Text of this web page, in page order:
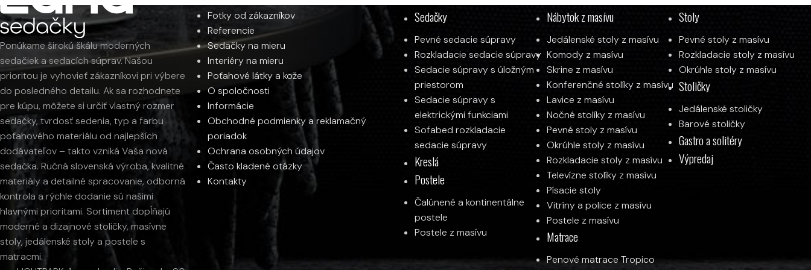
Od1 246€ Od1 186€
Od1 217€
Ponúkame širokú škálu moderných
sedačiek a sedacích súprav. Našou
prioritou je vyhovieť zákazníkovi pri výbere
do posledného detailu. Ak sa rozhodnete
pre kúpu, môžete si určiť vlastný rozmer
sedačky, tvrdosť sedenia, typ a farbu
poťahového materiálu od najlepších
dodávateľov – takto vzniká Vaša nová
sedačka. Ručná slovenská výroba, kvalitné
materiály a detailné spracovanie, odborná
kontrola a rýchle dodanie sú našimi
hlavnými prioritami. Sortiment dopĺňajú
moderné a dizajnové stoličky, masívne
stoly, jedálenské stoly a postele s
matracmi.
Fotky od zákazníkov
Referencie
Sedačky na mieru
Interiéry na mieru
Poťahové látky a kože
O spoločnosti
Informácie
Obchodné podmienky a reklamačný
poriadok
Ochrana osobných údajov
Často kladené otázky
Kontakty
Sedačky
Pevné sedacie súpravy
Rozkladacie sedacie súpravy
Sedacie súpravy s úložným
priestorom
Sedacie súpravy s
elektrickými funkciami
Sofabed rozkladacie
sedacie súpravy
Kreslá
Postele
Čalúnené a kontinentálne
postele
Postele z masívu
Nábytok z masívu
Jedálenské stoly z masívu
Komody z masívu
Skrine z masívu
Konferenčné stolíky z masívu
Lavice z masívu
Nočné stolíky z masívu
Pevné stoly z masívu
Okrúhle stoly z masívu
Rozkladacie stoly z masívu
Televízne stolíky z masívu
Písacie stoly
Vitríny a police z masívu
Postele z masívu
Matrace
Penové matrace Tropico
Stoly
Pevné stoly z masívu
Rozkladacie stoly z masívu
Okrúhle stoly z masívu
Stoličky
Jedálenské stoličky
Barové stoličky
Gastro a solitéry
Výpredaj